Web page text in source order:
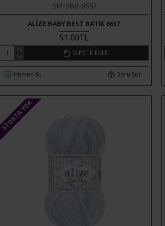
SM-BBB-6657
ALIZE BABY BEST BATIK 6657
51,00TL
SEPETE EKLE
Hemen Al Soru Sor
STOKTA YOK